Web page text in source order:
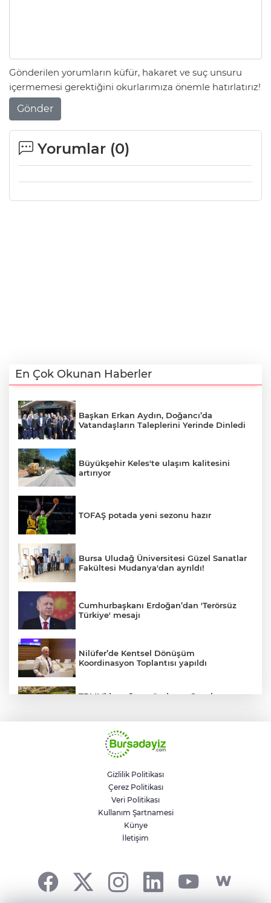
Gönderilen yorumların küfür, hakaret ve suç unsuru
içermemesi gerektiğini okurlarımıza önemle hatırlatırız!
Gönder
Yorumlar (0)
En Çok Okunan Haberler
Başkan Erkan Aydın, Doğancı’da
Vatandaşların Taleplerini Yerinde Dinledi
Büyükşehir Keles'te ulaşım kalitesini
artırıyor
TOFAŞ potada yeni sezonu hazır
Bursa Uludağ Üniversitesi Güzel Sanatlar
Fakültesi Mudanya'dan ayrıldı!
Cumhurbaşkanı Erdoğan’dan 'Terörsüz
Türkiye' mesajı
Nilüfer’de Kentsel Dönüşüm
Koordinasyon Toplantısı yapıldı
TBMM’de yoğun gündem... Çocuk
BUSKİ'den su tarifeleri açıklaması... Aylık
güncelleme yeni zam uygulaması değil
Geleceğin milli kaykaycıları
Osmangazi’de yarışıyor
Gizlilik Politikası
Çerez Politikası
Veri Politikası
Kullanım Şartnamesi
Künye
İletişim